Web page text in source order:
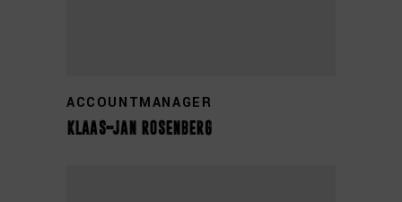
ACCOUNTMANAGER
klaas-jan rosenberg